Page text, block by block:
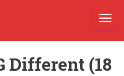
Different (18